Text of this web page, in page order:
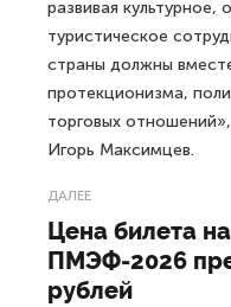
развивая культурное,
туристическое
страны должны
протекционизма,
торговых
Игорь Максимцев.
ДАЛЕЕ
Цена билета
ПМЭФ-2026
рублей